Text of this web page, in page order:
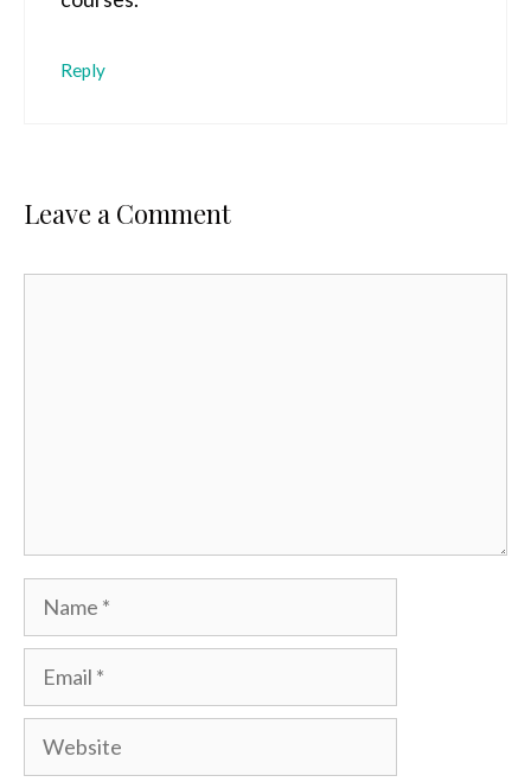
Reply
Leave a Comment
Name
Email
Website